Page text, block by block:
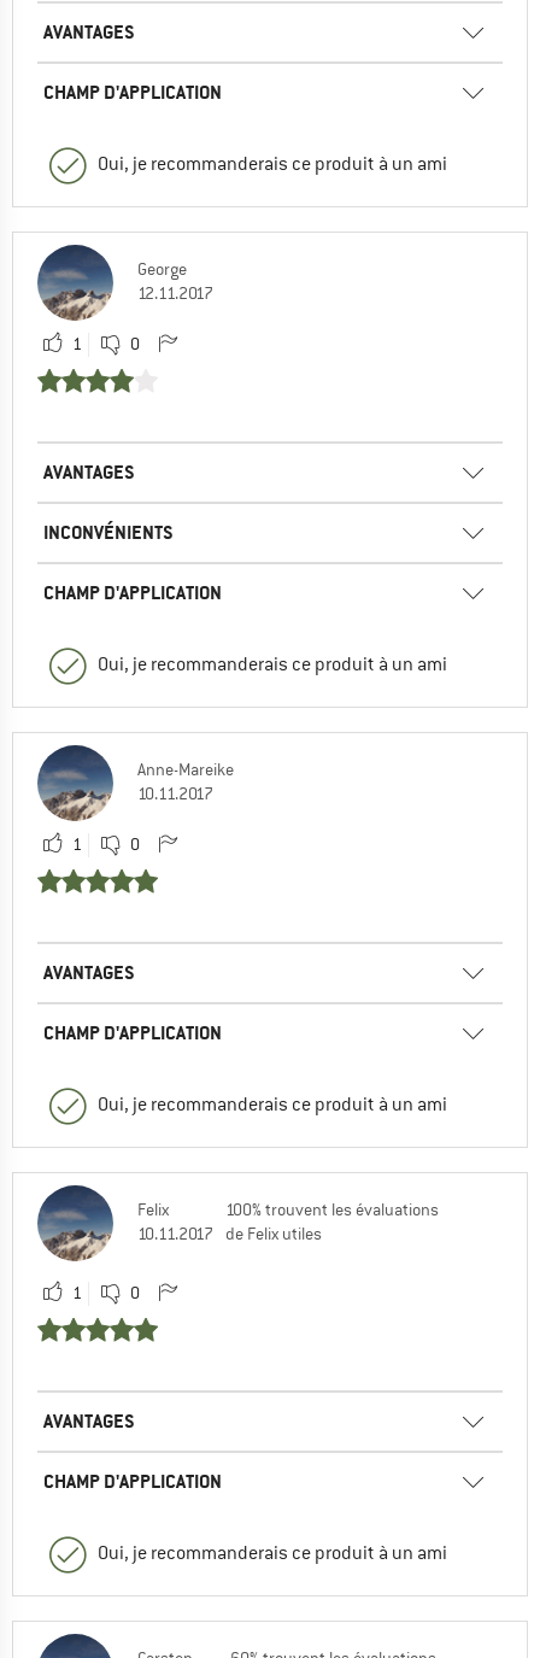
AVANTAGES
CHAMP D'APPLICATION
Oui, je recommanderais ce produit à un ami
George
12.11.2017
1 0
AVANTAGES
INCONVÉNIENTS
CHAMP D'APPLICATION
Oui, je recommanderais ce produit à un ami
Anne-Mareike
10.11.2017
1 0
AVANTAGES
CHAMP D'APPLICATION
Oui, je recommanderais ce produit à un ami
Felix
10.11.2017
100% trouvent les évaluations
de Felix utiles
1 0
AVANTAGES
CHAMP D'APPLICATION
Oui, je recommanderais ce produit à un ami